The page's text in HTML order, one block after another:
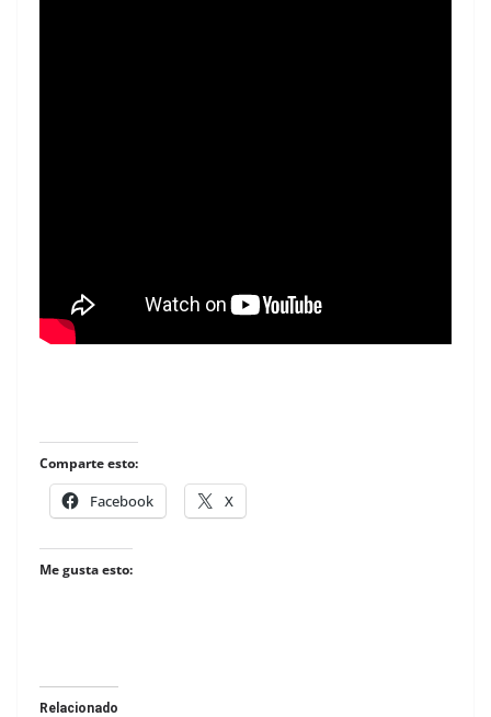
Comparte esto:
Facebook X
Me gusta esto:
Relacionado